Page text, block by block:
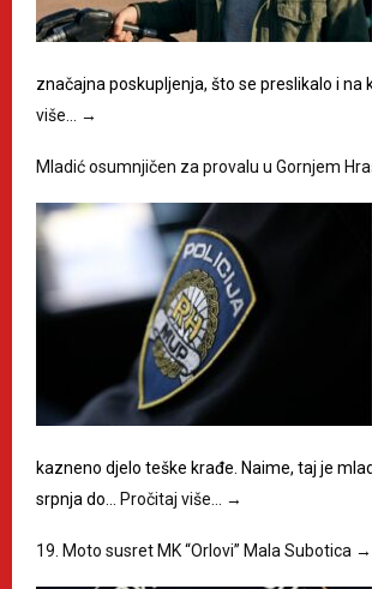
značajna poskupljenja, što se preslikalo i na
više…
→
Mladić osumnjičen za provalu u Gornjem
kazneno djelo teške krađe. Naime, taj je
srpnja do…
Pročitaj više… →
19. Moto susret MK “Orlovi” Mala Subotica →